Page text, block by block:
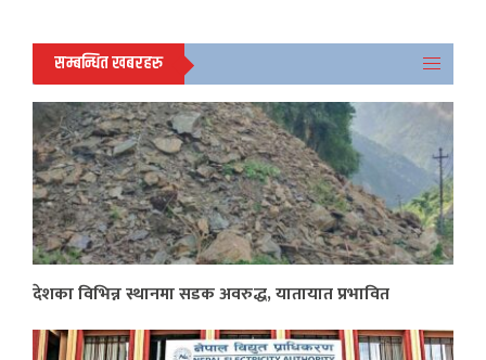
सम्बन्धित खबरहरु
देशका विभिन्न स्थानमा सडक अवरुद्ध, यातायात प्रभावित